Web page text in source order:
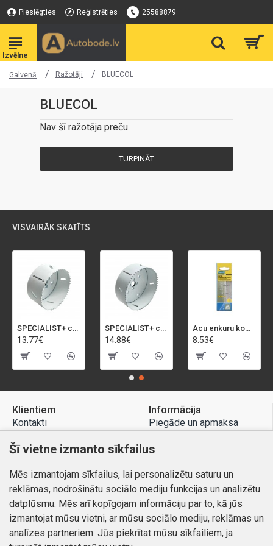
Pieslēgties Reģistrēties 25588879
Galvenā Ražotāji BLUECOL
BLUECOL
Nav šī ražotāja preču.
TURPINĀT
VISVAIRĀK SKATĪTS
SPECIALIST+ caurumu zāģis BI-METAL, 92 mm
13.77€
SPECIALIST+ caurumu zāģis BI-METAL, 98 mm
14.88€
Acu enkuru komplekts, 3-13 mm, Rapid, 12 gab.
8.53€
Klientiem
Kontakti
Preču atgriešana
Mans profils
Pasūtījumi
Informācija
Piegāde un apmaksa
Atteikuma tiesības
Kontakti
Šī vietne izmanto sīkfailus
Mēs izmantojam sīkfailus, lai personalizētu saturu un
reklāmas, nodrošinātu sociālo mediju funkcijas un analizētu
datplūsmu. Mēs arī kopīgojam informāciju par to, kā jūs
izmantojat mūsu vietni, ar mūsu sociālo mediju, reklāmas un
analīzes partneriem. Jūs piekrītat mūsu sīkfailiem, ja